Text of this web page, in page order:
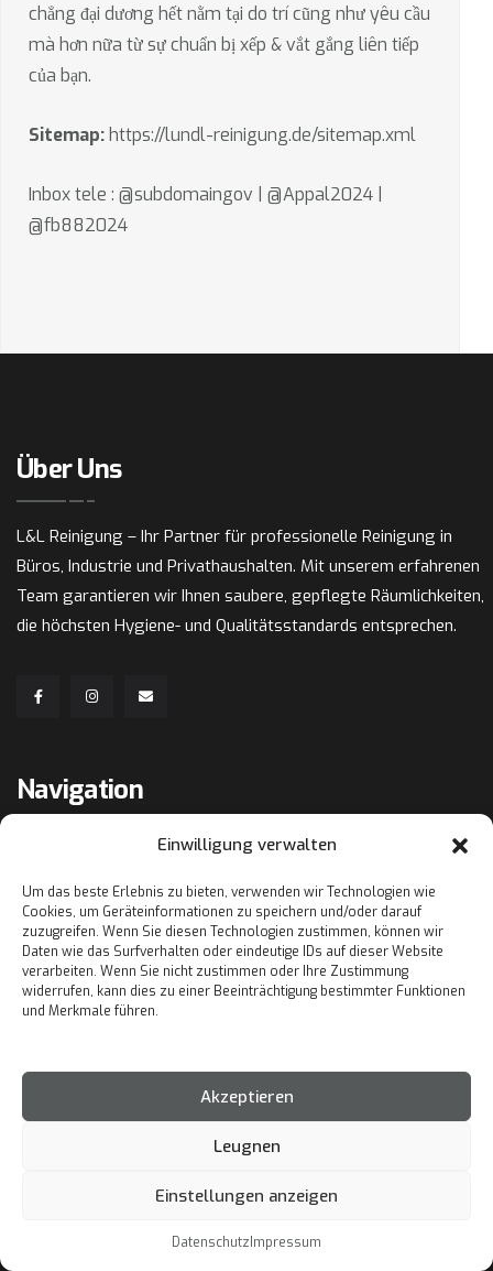
Einwilligung verwalten
Um das beste Erlebnis zu bieten, verwenden wir Technologien wie
Cookies, um Geräteinformationen zu speichern und/oder darauf
zuzugreifen. Wenn Sie diesen Technologien zustimmen, können wir
Daten wie das Surfverhalten oder eindeutige IDs auf dieser Website
verarbeiten. Wenn Sie nicht zustimmen oder Ihre Zustimmung
widerrufen, kann dies zu einer Beeinträchtigung bestimmter Funktionen
und Merkmale führen.
Akzeptieren
Leugnen
Einstellungen anzeigen
Datenschutz Impressum
chẳng đại dương hết nằm tại do trí cũng như yêu cầu
mà hơn nữa từ sự chuẩn bị xếp & vắt gắng liên tiếp
của bạn.
Sitemap:https://lundl-reinigung.de/sitemap.xml
Inbox tele : @subdomaingov | @Appal2024 |
@fb882024
Über Uns
L&L Reinigung – Ihr Partner für professionelle Reinigung in
Büros, Industrie und Privathaushalten. Mit unserem erfahrenen
Team garantieren wir Ihnen saubere, gepflegte Räumlichkeiten,
die höchsten Hygiene- und Qualitätsstandards entsprechen.
Navigation
Leistungen
Projekte
Über Uns
Kontakt
Stettener Hauptstraße 41, 70771 Leinfelden-